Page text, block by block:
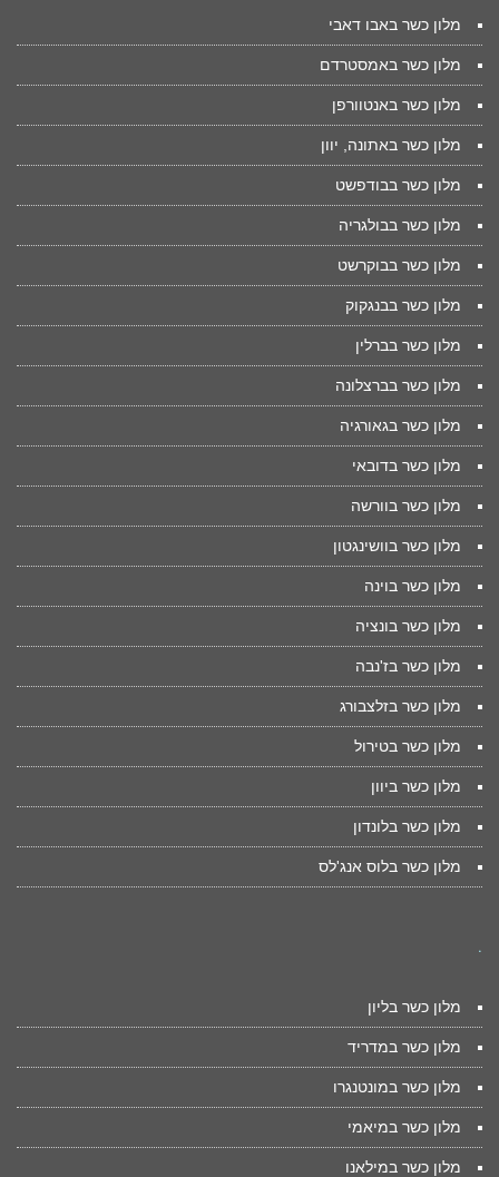
מלון כשר באבו דאבי
מלון כשר באמסטרדם
מלון כשר באנטוורפן
מלון כשר באתונה, יוון
מלון כשר בבודפשט
מלון כשר בבולגריה
מלון כשר בבוקרשט
מלון כשר בבנגקוק
מלון כשר בברלין
מלון כשר בברצלונה
מלון כשר בגאורגיה
מלון כשר בדובאי
מלון כשר בוורשה
מלון כשר בוושינגטון
מלון כשר בוינה
מלון כשר בונציה
מלון כשר בז'נבה
מלון כשר בזלצבורג
מלון כשר בטירול
מלון כשר ביוון
מלון כשר בלונדון
מלון כשר בלוס אנג'לס
.
מלון כשר בליון
מלון כשר במדריד
מלון כשר במונטנגרו
מלון כשר במיאמי
מלון כשר במילאנו